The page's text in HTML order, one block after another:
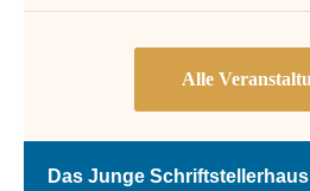
Das Junge Schriftstellerhaus